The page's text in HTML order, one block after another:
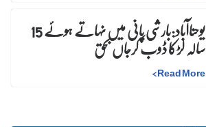
یوحناآباد:بارشی پانی میں نہاتے ہوئے 15 سالہ لڑکا ڈوب کرجاں بحق
Read More
>